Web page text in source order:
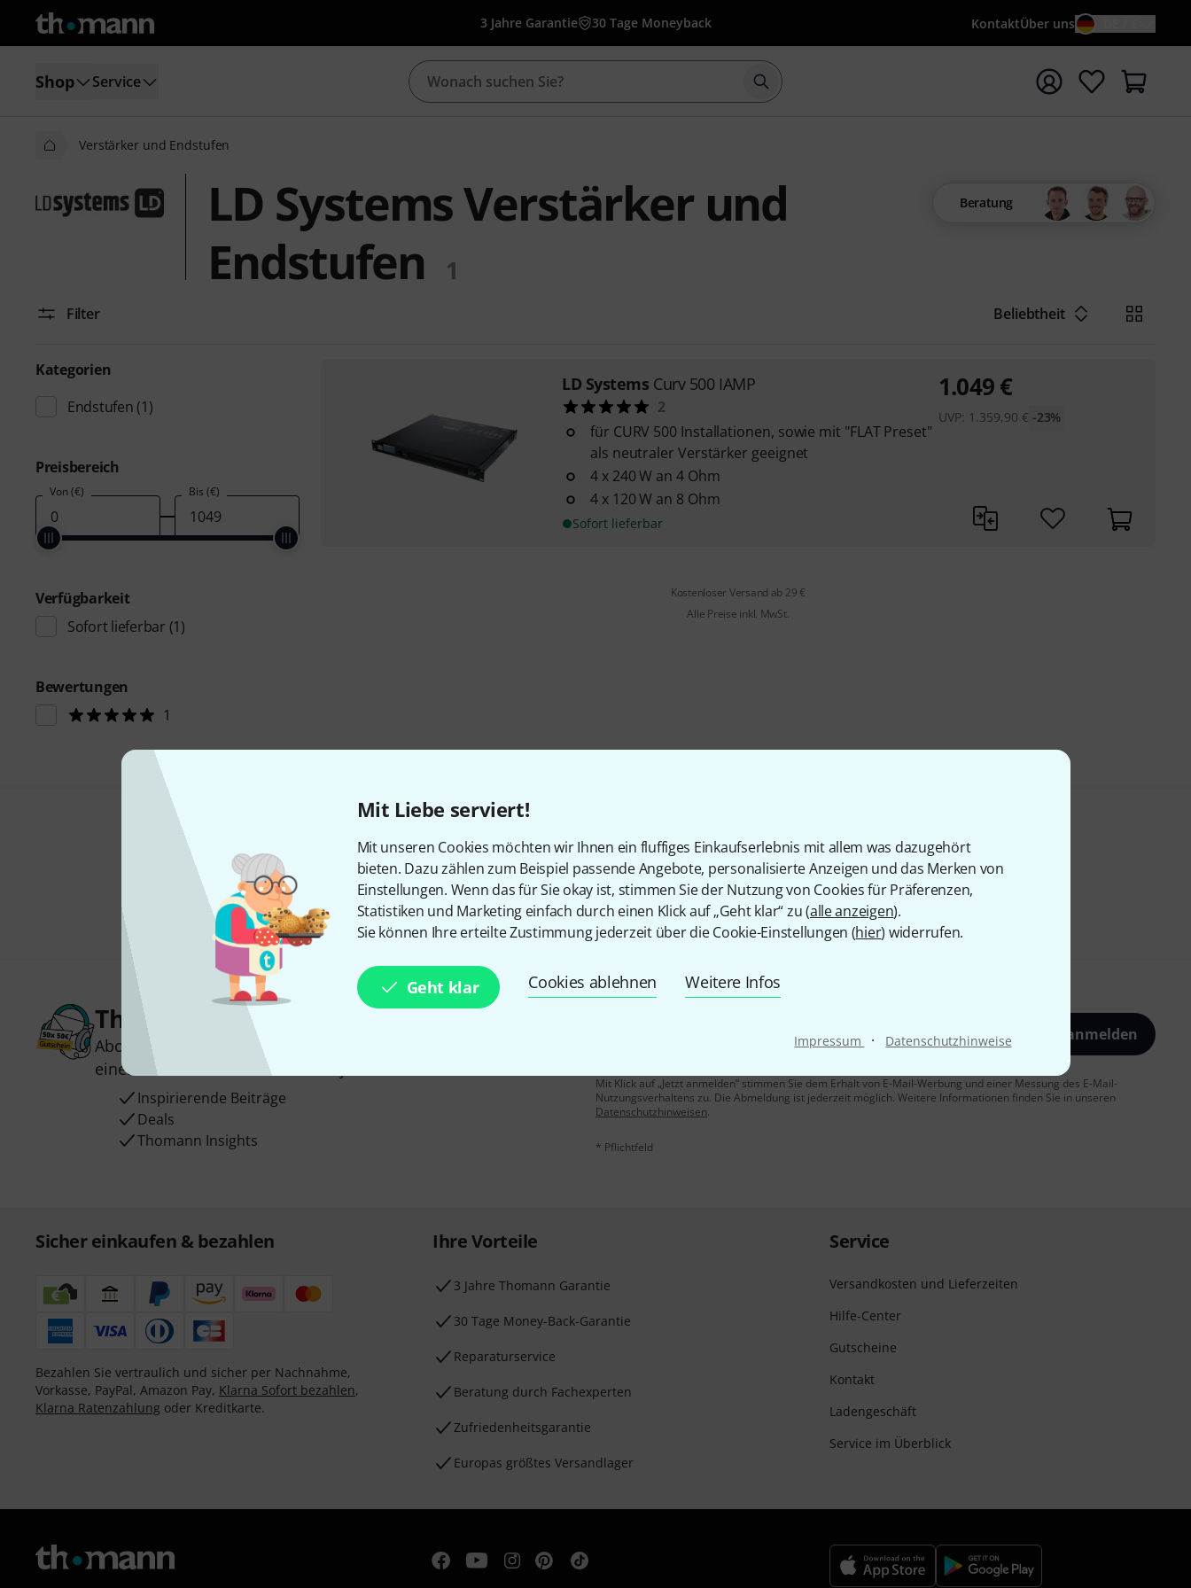
Mit Liebe serviert!
Mit unseren Cookies möchten wir Ihnen ein fluffiges Einkaufserlebnis mit allem was dazugehört
bieten. Dazu zählen zum Beispiel passende Angebote, personalisierte Anzeigen und das Merken von
Einstellungen. Wenn das für Sie okay ist, stimmen Sie der Nutzung von Cookies für Präferenzen,
Statistiken und Marketing einfach durch einen Klick auf „Geht klar“ zu (alle anzeigen).
Sie können Ihre erteilte Zustimmung jederzeit über die Cookie-Einstellungen (hier) widerrufen.
Geht klar Cookies ablehnen Weitere Infos
Impressum · Datenschutzhinweise
3 Jahre Garantie 30 Tage Moneyback KontaktÜber uns
Shop Service Suche mit Suchwort {searchTerm} starten
Verstärker und Endstufen
LD Systems Verstärker und
Endstufen
1
Beratung
Filter Beliebtheit
Kategorien
Endstufen (1)
Preisbereich
Von (€) Bis (€)
Verfügbarkeit
Sofort lieferbar (1)
Bewertungen
1
LD Systems Curv 500 IAMP
2
für CURV 500 Installationen, sowie mit "FLAT Preset"
als neutraler Verstärker geeignet
4 x 240 W an 4 Ohm
4 x 120 W an 8 Ohm
Sofort lieferbar
1.049€
UVP: 1.359,90 € -23%
Kostenloser Versand ab 29 €
Alle Preise inkl. MwSt.
Teilen Hilfe & Feedback
Thomann Newsletter
Abonniere den Thomann Newsletter und gewinne mit etwas Glück
einen von
50 Gutscheinen
Inspirierende Beiträge
Deals
Thomann Insights
Jetzt anmelden
Mit Klick auf „Jetzt anmelden“ stimmen Sie dem Erhalt von E-Mail-Werbung und einer Messung des E-Mail-
Nutzungsverhaltens zu. Die Abmeldung ist jederzeit möglich. Weitere Informationen finden Sie in unseren
Datenschutzhinweisen.
* Pflichtfeld
Sicher einkaufen & bezahlen
Bezahlen Sie vertraulich und sicher per Nachnahme,
Vorkasse, PayPal, Amazon Pay, Klarna Sofort bezahlen,
Klarna Ratenzahlung oder Kreditkarte.
Ihre Vorteile
3 Jahre Thomann Garantie
30 Tage Money-Back-Garantie
Reparaturservice
Beratung durch Fachexperten
Zufriedenheitsgarantie
Europas größtes Versandlager
Service
Versandkosten und Lieferzeiten
Hilfe-Center
Gutscheine
Kontakt
Ladengeschäft
Service im Überblick